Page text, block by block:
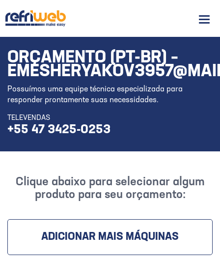
ORÇAMENTO (PT-BR) –
Possuímos uma equipe técnica especializada para
responder prontamente suas necessidades.
TELEVENDAS
+55 47 3425-0253
Clique abaixo para selecionar algum
produto para seu orçamento:
ADICIONAR MAIS MÁQUINAS